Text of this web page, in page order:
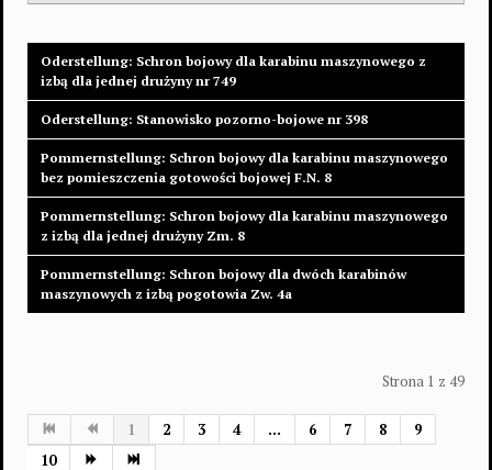
Oderstellung: Schron bojowy dla karabinu maszynowego z
izbą dla jednej drużyny nr 749
Oderstellung: Stanowisko pozorno-bojowe nr 398
Pommernstellung: Schron bojowy dla karabinu maszynowego
bez pomieszczenia gotowości bojowej F.N. 8
Pommernstellung: Schron bojowy dla karabinu maszynowego
z izbą dla jednej drużyny Zm. 8
Pommernstellung: Schron bojowy dla dwóch karabinów
maszynowych z izbą pogotowia Zw. 4a
Strona 1 z 49
1 2 3 4 ... 6 7 8
9
10